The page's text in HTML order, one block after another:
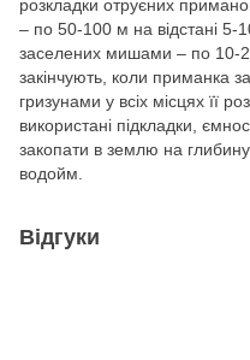
розкладки отруєних
– по 50-100 м на відстані 5-
заселених мишами – по 10-
закінчують, коли приманка
гризунами у всіх місцях її
використані підкладки,
закопати в землю на
водойм.
Відгуки